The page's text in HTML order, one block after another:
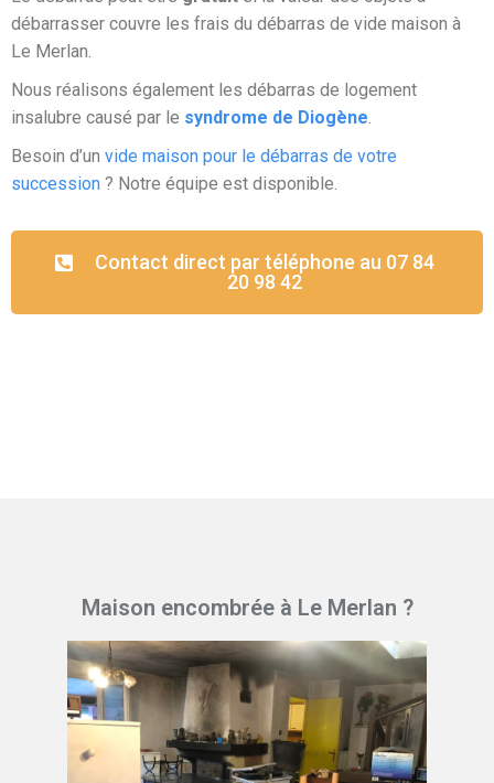
débarrasser couvre les frais du débarras de vide maison à
Le Merlan.
Nous réalisons également les débarras de logement
insalubre causé par le syndrome de Diogène
Besoin d’un vide maison pour le débarras de votre
succession ? Notre équipe est disponible.
Contact direct par téléphone au 07 84
20 98 42
Maison encombrée à Le Merlan ?